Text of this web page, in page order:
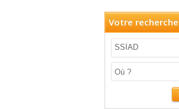
Votre recherche
SSIAD